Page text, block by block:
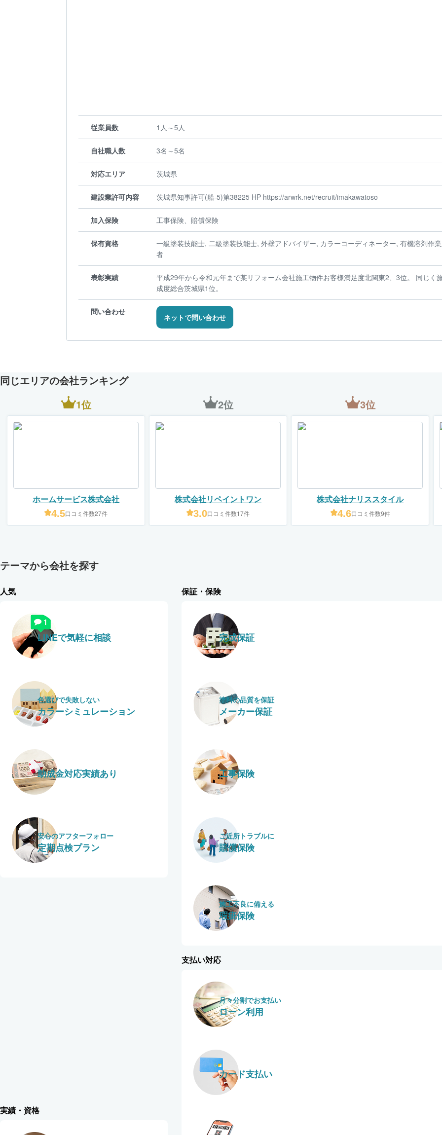
従業員数 1人～5人
自社職人数 3名～5名
対応エリア 茨城県
建設業許可内容 茨城県知事許可(船-5)第38225 HP https://arwrk.net/recruit/imakawatoso
加入保険 工事保険、賠償保険
保有資格
一級塗装技能士, 二級塗装技能士, 外壁アドバイザー, カラーコーディネーター, 有機溶剤作
者
表彰実績
平成29年から令和元年まで某リフォーム会社施工物件お客様満足度北関東2、3位。 同じく
成度総合茨城県1位。
問い合わせ
ネットで問い合わせ
同じエリアの会社ランキング
1位
ホームサービス株式会社
4.5口コミ件数27件
2位
株式会社リペイントワン
3.0口コミ件数17件
3位
株式会社ナリススタイル
4.6口コミ件数9件
テーマから会社を探す
人気
LINEで気軽に相談
色選びで失敗しない
カラーシミュレーション
助成金対応実績あり
安心のアフターフォロー
定期点検プラン
実績・資格
保証・保険
完成保証
塗料の​品質を​保証
メーカー保証
工事保険
ご近所トラブルに
賠償保険
施工不良に​備える
瑕疵保険
支払い対応
月々​分割で​お支払い
ローン利用
カード支払い